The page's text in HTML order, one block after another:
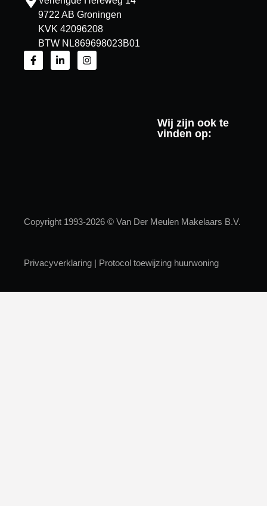
9722 AB Groningen
KVK 42096208
BTW NL869698023B01
Wij zijn ook te
vinden op:
Copyright 1993-2026 © Van Der Meulen Makelaars B.V.
Privacyverklaring | Protocol toewijzing huurwoning